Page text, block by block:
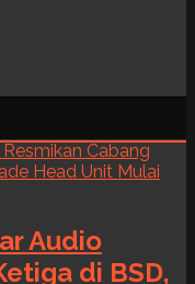
Audio
di BSD,